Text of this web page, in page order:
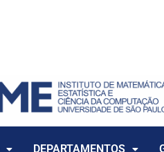
DEPARTAMENTOS